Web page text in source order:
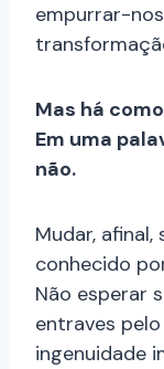
empurrar-
Mas há
Em uma
não.
Mudar,
conhecido
Não esperar
entraves
ingenuidade